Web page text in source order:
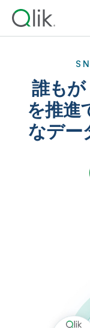
事業所 / 連
Back
Qlik が選ば
データをビジネス
Qlik のデータ統合
Back
Back
データ統合
トな意思決定を促進
Back
リソースラ
誰も
を推進
なデー